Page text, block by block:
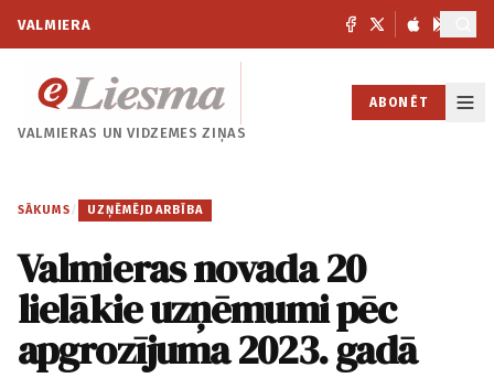
VALMIERA
VALMIERAS UNVIDZEMES ZIŅAS
ABONĒT
SĀKUMS / UZŅĒMĒJDARBĪBA
Valmieras novada 20
lielākie uzņēmumi pēc
apgrozījuma 2023. gadā